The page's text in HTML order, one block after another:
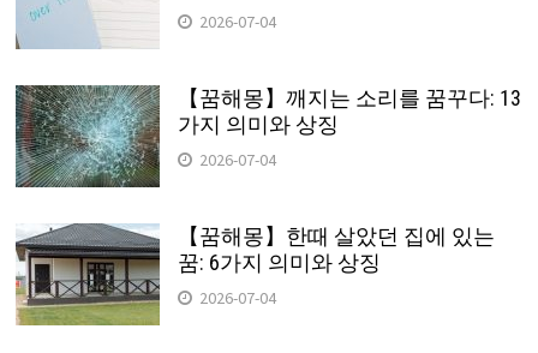
2026-07-04
【꿈해몽】깨지는 소리를 꿈꾸다: 13
가지 의미와 상징
2026-07-04
【꿈해몽】한때 살았던 집에 있는
꿈: 6가지 의미와 상징
2026-07-04